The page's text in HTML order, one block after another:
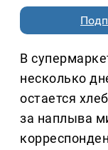
В
несколько
остается
за наплыва